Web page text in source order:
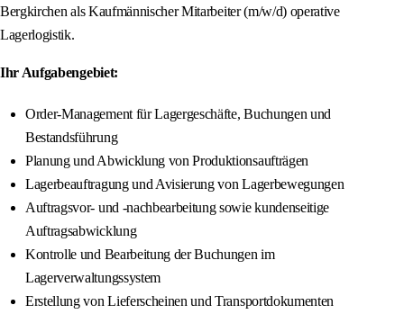
Bergkirchen als Kaufmännischer Mitarbeiter (m/w/d) operative
Lagerlogistik.
Ihr Aufgabengebiet:
Order-Management für Lagergeschäfte, Buchungen und
Bestandsführung
Planung und Abwicklung von Produktionsaufträgen
Lagerbeauftragung und Avisierung von Lagerbewegungen
Auftragsvor- und -nachbearbeitung sowie kundenseitige
Auftragsabwicklung
Kontrolle und Bearbeitung der Buchungen im
Lagerverwaltungssystem
Erstellung von Lieferscheinen und Transportdokumenten